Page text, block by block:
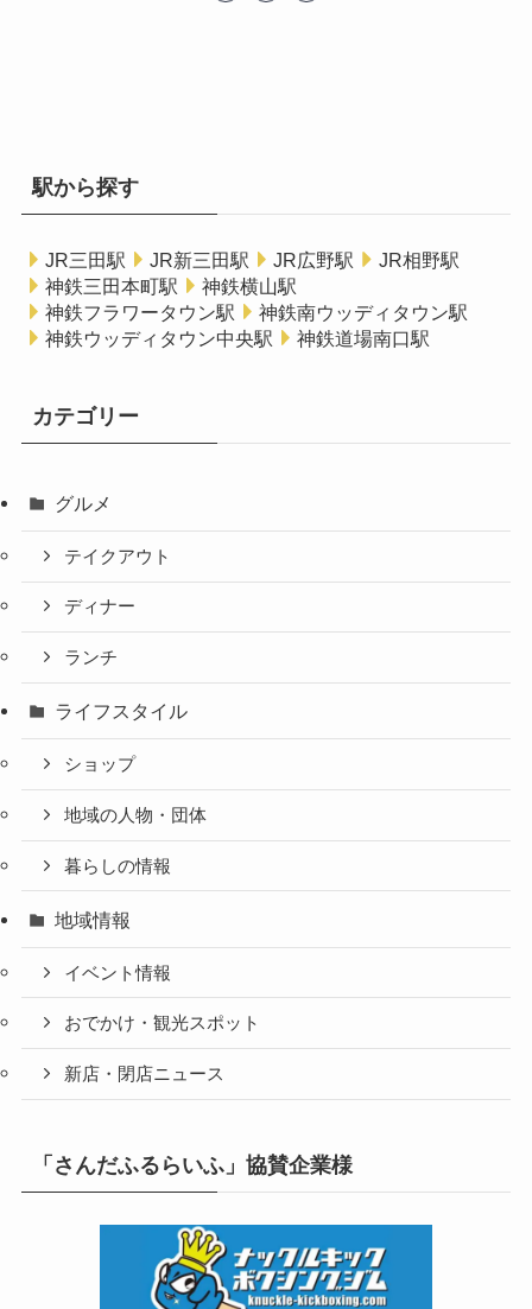
駅から探す
JR三田駅 JR新三田駅 JR広野駅
JR相野駅
神鉄三田本町駅
神鉄横山駅
神鉄フラワータウン駅
神鉄南ウッディタウン駅
神鉄ウッディタウン中央駅
神鉄道場南口駅
カテゴリー
グルメ
テイクアウト
ディナー
ランチ
ライフスタイル
ショップ
地域の人物・団体
暮らしの情報
地域情報
イベント情報
おでかけ・観光スポット
新店・閉店ニュース
「さんだふるらいふ」協賛企業様